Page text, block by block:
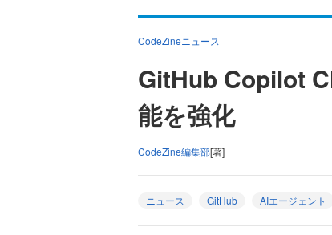
CodeZineニュース
GitHub Copilot
能を強化
CodeZine編集部[著]
ニュース GitHub AIエージェント